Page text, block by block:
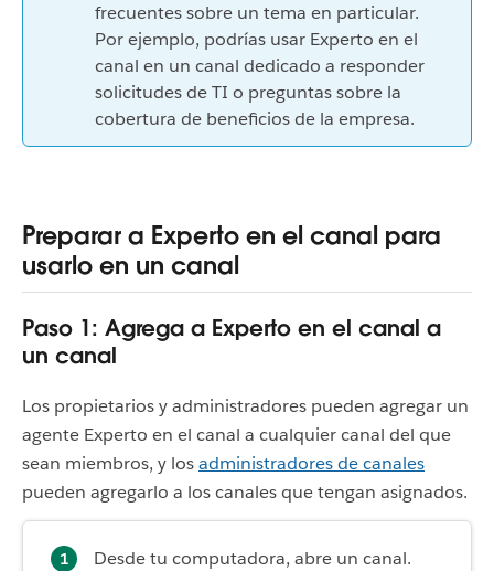
frecuentes sobre un tema en particular.
Por ejemplo, podrías usar Experto en el
canal en un canal dedicado a responder
solicitudes de TI o preguntas sobre la
cobertura de beneficios de la empresa.
Preparar a Experto en el canal para
usarlo en un canal
Paso 1: Agrega a Experto en el canal a
un canal
Los propietarios y administradores pueden agregar un
agente Experto en el canal a cualquier canal del que
sean miembros, y losadministradores de canales
pueden agregarlo a los canales que tengan asignados.
Desde tu computadora, abre un canal.